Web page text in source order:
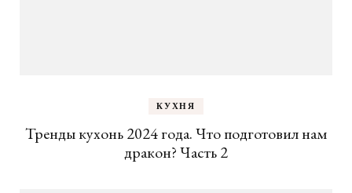
КУХНЯ
Тренды кухонь 2024 года. Что подготовил нам
дракон? Часть 2